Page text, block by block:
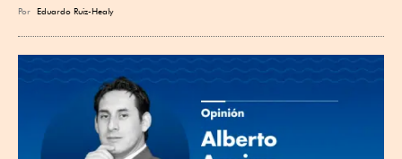
Por Eduardo Ruiz-Healy